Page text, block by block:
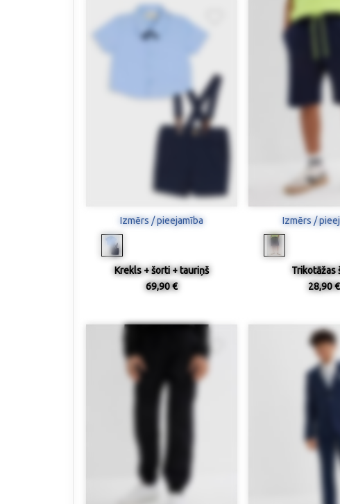
Izmērs / pieejamība
Krekls + šorti + tauriņš
69,90 €
Izmērs /
Trikotāžas
28,90 €